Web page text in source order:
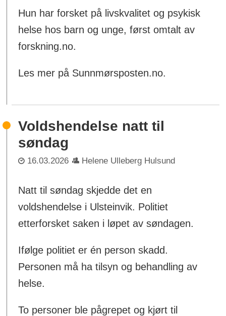
Hun har forsket på livskvalitet og psykisk
helse hos barn og unge, først omtalt av
forskning.no.
Les mer på Sunnmørsposten.no.
Voldshendelse natt til
søndag
16.03.2026 Helene Ulleberg Hulsund
Natt til søndag skjedde det en
voldshendelse i Ulsteinvik. Politiet
etterforsket saken i løpet av søndagen.
Ifølge politiet er én person skadd.
Personen må ha tilsyn og behandling av
helse.
To personer ble pågrepet og kjørt til